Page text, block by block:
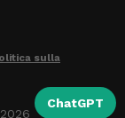
ChatGPT
sulla